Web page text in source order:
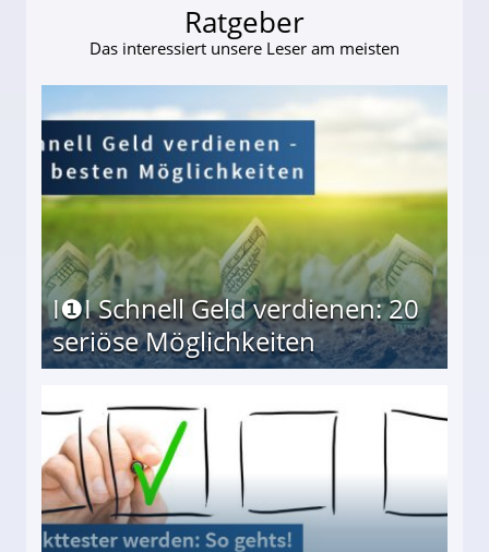
Ratgeber
Das interessiert unsere Leser am meisten
I❶I Schnell Geld verdienen: 20
seriöse Möglichkeiten